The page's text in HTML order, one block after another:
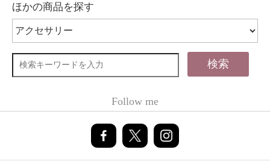
ほかの商品を探す
検索
Follow me